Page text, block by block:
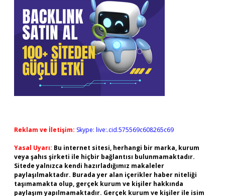
Reklam ve İletişim: Skype: live:.cid.575569c608265c69
Yasal Uyarı: Bu internet sitesi, herhangi bir marka, kurum
veya şahıs şirketi ile hiçbir bağlantısı bulunmamaktadır.
Sitede yalnızca kendi hazırladığımız makaleler
paylaşılmaktadır. Burada yer alan içerikler haber niteliği
taşımamakta olup, gerçek kurum ve kişiler hakkında
paylaşım yapılmamaktadır. Gerçek kurum ve kişiler ile isim